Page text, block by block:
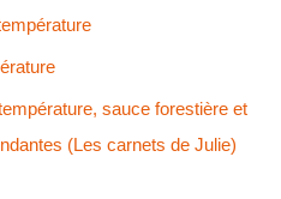
sauce forestière et
(Les carnets de Julie)